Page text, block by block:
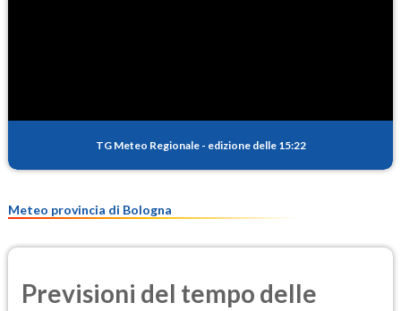
TG Meteo Regionale - edizione delle 15:22
Meteo provincia di Bologna
Previsioni del tempo delle